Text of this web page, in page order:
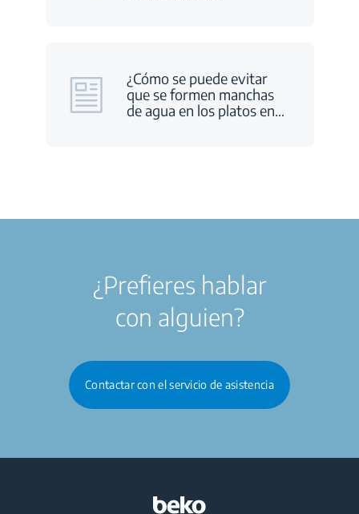
¿Cómo se puede evitar
que se formen manchas
de agua en los platos en…
¿Prefieres hablar
con alguien?
Contactar con el servicio de asistencia